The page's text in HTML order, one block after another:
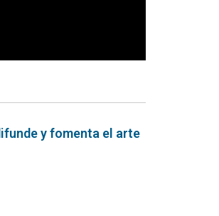
y fomenta el arte